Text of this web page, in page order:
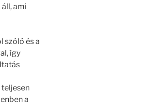
ami
szóló és a
így
a